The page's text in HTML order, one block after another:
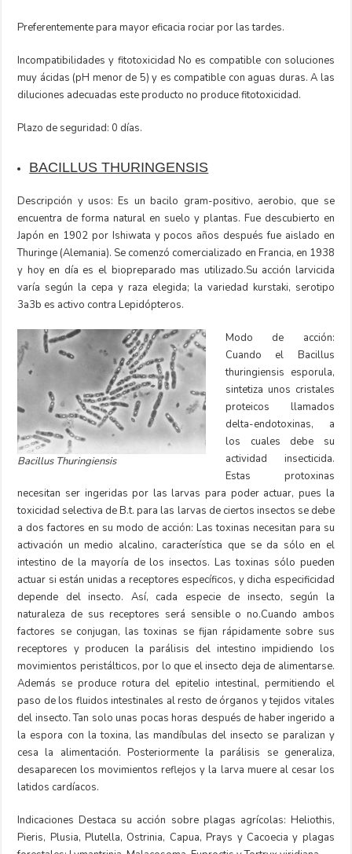
Preferentemente para mayor eficacia rociar por las tardes.
Incompatibilidades y fitotoxicidad No es compatible con soluciones
muy ácidas (pH menor de 5) y es compatible con aguas duras. A las
diluciones adecuadas este producto no produce fitotoxicidad.
Plazo de seguridad: 0 días.
BACILLUS THURINGENSIS
Descripción y usos: Es un bacilo gram-positivo, aerobio, que se
encuentra de forma natural en suelo y plantas. Fue descubierto en
Japón en 1902 por Ishiwata y pocos años después fue aislado en
Thuringe (Alemania). Se comenzó comercializado en Francia, en 1938
y hoy en día es el biopreparado mas utilizado.Su acción larvicida
varía según la cepa y raza elegida; la variedad kurstaki, serotipo
3a3b es activo contra Lepidópteros.
Bacillus Thuringiensis
Modo de acción:
Cuando el Bacillus
thuringiensis esporula,
sintetiza unos cristales
proteicos llamados
delta-endotoxinas, a
los cuales debe su
actividad insecticida.
Estas protoxinas
necesitan ser ingeridas por las larvas para poder actuar, pues la
toxicidad selectiva de B.t. para las larvas de ciertos insectos se debe
a dos factores en su modo de acción: Las toxinas necesitan para su
activación un medio alcalino, característica que se da sólo en el
intestino de la mayoría de los insectos. Las toxinas sólo pueden
actuar si están unidas a receptores específicos, y dicha especificidad
depende del insecto. Así, cada especie de insecto, según la
naturaleza de sus receptores será sensible o no.Cuando ambos
factores se conjugan, las toxinas se fijan rápidamente sobre sus
receptores y producen la parálisis del intestino impidiendo los
movimientos peristálticos, por lo que el insecto deja de alimentarse.
Además se produce rotura del epitelio intestinal, permitiendo el
paso de los fluidos intestinales al resto de órganos y tejidos vitales
del insecto. Tan solo unas pocas horas después de haber ingerido a
la espora con la toxina, las mandíbulas del insecto se paralizan y
cesa la alimentación. Posteriormente la parálisis se generaliza,
desaparecen los movimientos reflejos y la larva muere al cesar los
latidos cardíacos.
Indicaciones Destaca su acción sobre plagas agrícolas: Heliothis,
Pieris, Plusia, Plutella, Ostrinia, Capua, Prays y Cacoecia y plagas